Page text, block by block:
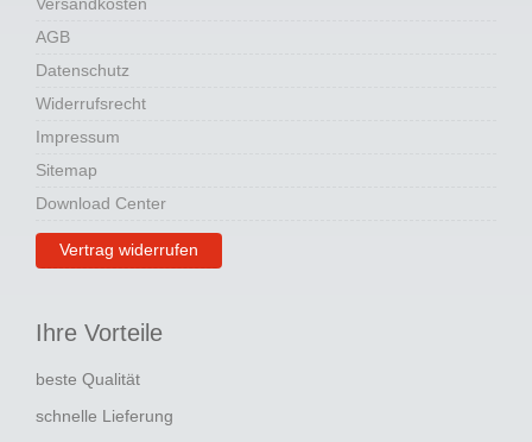
Versandkosten
AGB
Datenschutz
Widerrufsrecht
Impressum
Sitemap
Download Center
Vertrag widerrufen
Ihre Vorteile
beste Qualität
schnelle Lieferung